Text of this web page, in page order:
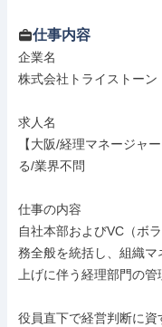
仕事内容
企業名
株式会社トライストーン
求人名
【大阪/経理マネージャ
る/業界不問
仕事の内容
自社本部およびVC（ボ
務全般を統括し、組織
上げに伴う経理部門の管
役員直下で経営判断に資